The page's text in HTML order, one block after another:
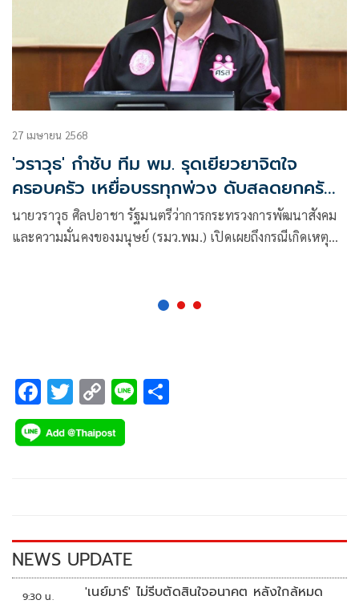
27 เมษายน 2568
'วราวุธ' กำชับ ทีม พม. รุดเยียวยาจิตใจ
ครอบครัว เหยื่อบรรทุกพ่วง ดับสลดยกครัว
8 ชีวิต บนมอร์เตอร์เวย์
นายวราวุธ ศิลปอาชา รัฐมนตรีว่าการกระทรวงการพัฒนาสังคม
และความมั่นคงของมนุษย์ (รมว.พม.) เปิดเผยถึงกรณีเกิดเหตุ
F
ac
e
k
T
wi
tt
C
o
p
k
Li
NEWS UPDATE
9:30 น.
'เนย์มาร์' ไม่รีบตัดสินใจอนาคต หลังใกล้หมด